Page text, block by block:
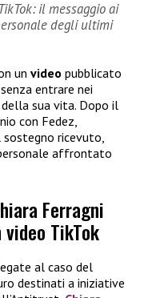
il messaggio ai
degli ultimi
un video pubblicato
entrare nei
sua vita. Dopo il
con Fedez,
ricevuto,
affrontato
Ferragni
TikTok
al caso del
destinati a iniziative